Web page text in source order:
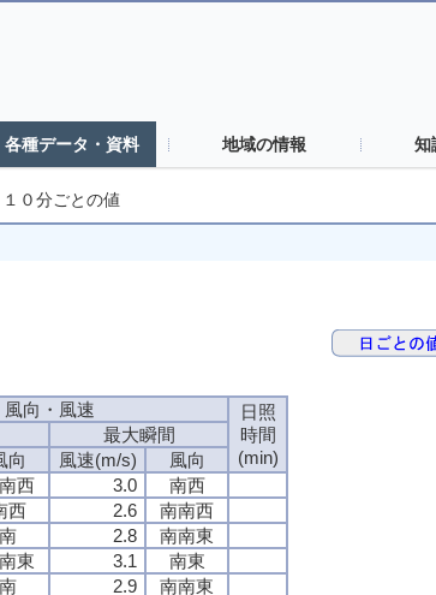
各種データ・資料 地域の情報 知
１０分ごとの値
風向・風速
日照
時間
(min)
最大瞬間
向 風速(m/s)
風向
西 3.0
南西
西 2.6
南南西
南 2.8
南南東
東 3.1
南東
南 2.9
南南東